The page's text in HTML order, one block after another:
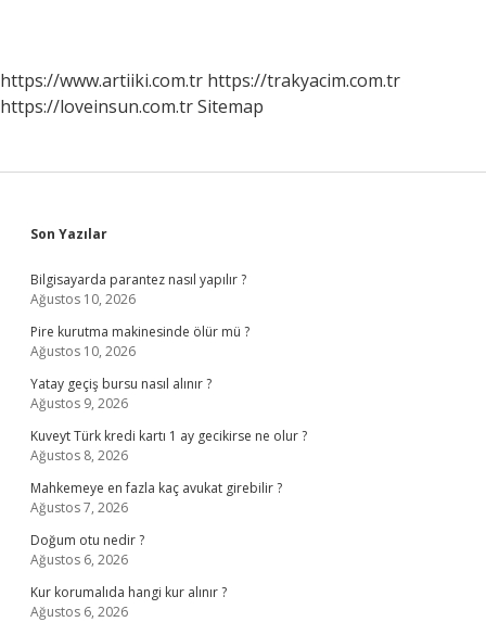
https://www.artiiki.com.tr https://trakyacim.com.tr
https://loveinsun.com.trSitemap
Sidebar
Son Yazılar
Bilgisayarda parantez nasıl yapılır ?
Ağustos 10, 2026
Pire kurutma makinesinde ölür mü ?
Ağustos 10, 2026
Yatay geçiş bursu nasıl alınır ?
Ağustos 9, 2026
Kuveyt Türk kredi kartı 1 ay gecikirse ne olur ?
Ağustos 8, 2026
Mahkemeye en fazla kaç avukat girebilir ?
Ağustos 7, 2026
Doğum otu nedir ?
Ağustos 6, 2026
Kur korumalıda hangi kur alınır ?
Ağustos 6, 2026